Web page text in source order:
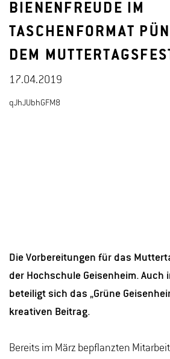
BIENENFREUDE IM
TASCHENFORMAT
DEM
17.04.2019
qJhJUbhGFM8
Die Vorbereitungen für das
der Hochschule Geisenheim. Auch
beteiligt sich das „Grüne
kreativen Beitrag.
Bereits im März bepflanzten